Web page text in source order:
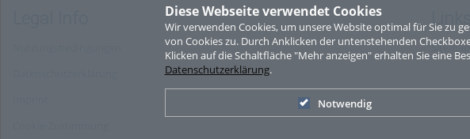
Diese Webseite verwendet Cookies
Wir verwenden Cookies, um unsere Website optimal für Sie zu
von Cookies zu. Durch Anklicken der untenstehenden
Klicken auf die Schaltfläche "Mehr anzeigen" erhalten Sie eine
Datenschutzerklärung.
Notwendig
Links
Sitemap